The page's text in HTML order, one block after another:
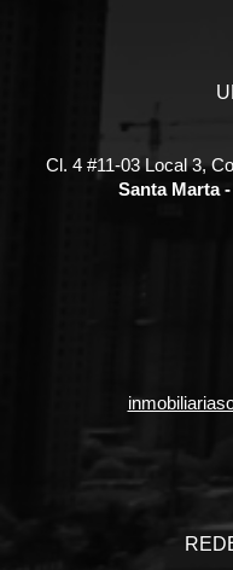
Cl. 4 #11-03 Local 3,
Santa Marta